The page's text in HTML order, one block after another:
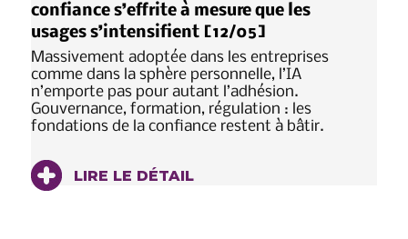
confiance s’effrite à mesure que les
usages s’intensifient [12/05]
Massivement adoptée dans les entreprises
comme dans la sphère personnelle, l’IA
n’emporte pas pour autant l’adhésion.
Gouvernance, formation, régulation : les
fondations de la confiance restent à bâtir.
LIRE LE DÉTAIL